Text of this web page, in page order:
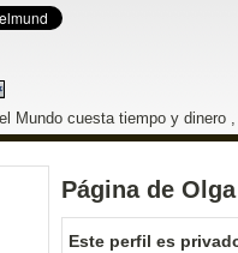
Mundo cuesta tiempo y
Página de
Este perfil es